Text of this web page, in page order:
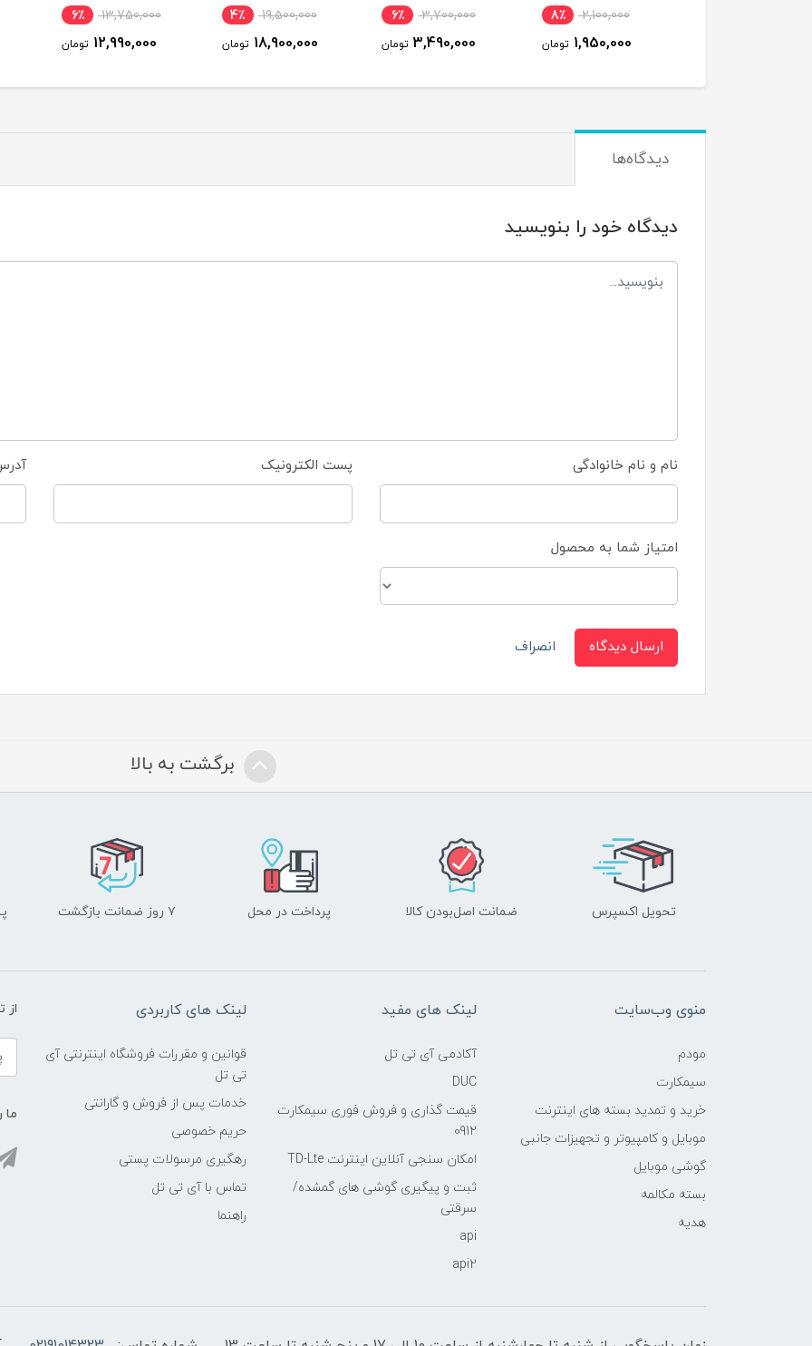
3,700,000 6٪
3,490,000 تومان
TD-LTE و اینترنت 100
19,500,000 4٪
18,900,000 تومان
500 گیگ اینترنت یکساله
13,750,000 6٪
12,990,000 تومان
(مخصوص مودم)
4,200,000 5٪
3,990,000 تومان
دیدگاه‌ها
دیدگاه خود را بنویسید
نام و نام خانوادگی پست الکترونیک
امتیاز شما به محصول
ارسال دیدگاه انصراف
برگشت به بالا
تحویل اکسپرس ضمانت اصل‌بودن کالا پرداخت در محل ۷ روز ضمانت بازگشت
منوی وب‌سایت
مودم
سیمکارت
خرید و تمدید بسته های اینترنت
موبایل و کامپیوتر و تجهیزات جانبی
گوشی موبایل
بسته مکالمه
هدیه
لینک های مفید
آکادمی آی تی تل
DUC
قیمت گذاری و فروش فوری سیمکارت
0912
امکان سنجی آنلاین اینترنت TD-Lte
ثبت و پیگیری گوشی های گمشده/
سرقتی
api
api2
لینک های کاربردی
قوانین و مقررات فروشگاه اینترنتی آی
تی تل
خدمات پس از فروش و گارانتی
حریم خصوصی
رهگیری مرسولات پستی
تماس با آی تی تل
راهنما
از
ما